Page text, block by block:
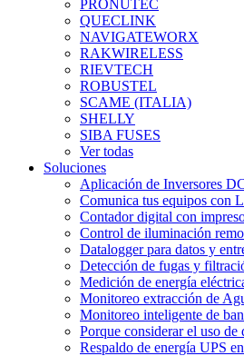
PRONUTEC
QUECLINK
NAVIGATEWORX
RAKWIRELESS
RIEVTECH
ROBUSTEL
SCAME (ITALIA)
SHELLY
SIBA FUSES
Ver todas
Soluciones
Aplicación de Inversores
Comunica tus equipos con
Contador digital con
Control de iluminación
Datalogger para datos y
Detección de fugas y
Medición de energía
Monitoreo extracción de
Monitoreo inteligente de
Porque considerar el uso
Respaldo de energía UPS